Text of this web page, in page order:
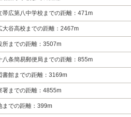
帯広第八中学校までの距離：471m
大谷高校までの距離：2467m
所までの距離：3507m
八条簡易郵便局までの距離：855m
書館までの距離：3169m
署までの距離：4855m
までの距離：399m